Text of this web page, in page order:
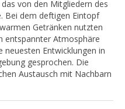
von den Mitgliedern des
Bei dem deftigen Eintopf
Getränken nutzten
entspannter Atmosphäre
neuesten Entwicklungen in
gesprochen. Die
Austausch mit Nachbarn